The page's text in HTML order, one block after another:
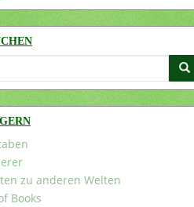
zu anderen Welten
Books